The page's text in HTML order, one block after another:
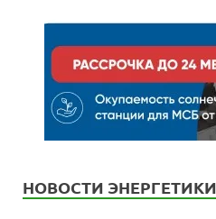
НОВОСТИ ЭНЕРГЕТИКИ